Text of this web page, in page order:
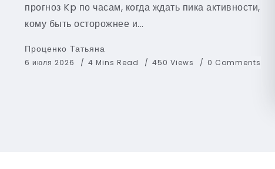
прогноз Kp по часам, когда ждать пика активности,
кому быть осторожнее и...
Проценко Татьяна
6 июля 2026 4 Mins Read 450 Views 0 Comments